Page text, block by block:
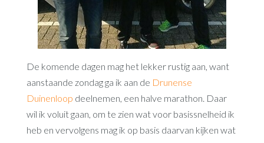
De komende dagen mag het lekker rustig aan, want
aanstaande zondag ga ik aan de Drunense
Duinenloop deelnemen, een halve marathon. Daar
wil ik voluit gaan, om te zien wat voor basissnelheid ik
heb en vervolgens mag ik op basis daarvan kijken wat